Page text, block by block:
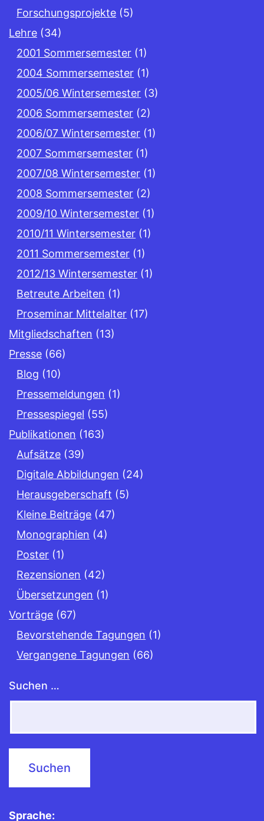
Forschungsprojekte (5)
Lehre (34)
2001 Sommersemester (1)
2004 Sommersemester (1)
2005/06 Wintersemester (3)
2006 Sommersemester (2)
2006/07 Wintersemester (1)
2007 Sommersemester (1)
2007/08 Wintersemester (1)
2008 Sommersemester (2)
2009/10 Wintersemester (1)
2010/11 Wintersemester (1)
2011 Sommersemester (1)
2012/13 Wintersemester (1)
Betreute Arbeiten (1)
Proseminar Mittelalter (17)
Mitgliedschaften (13)
Presse (66)
Blog (10)
Pressemeldungen (1)
Pressespiegel (55)
Publikationen (163)
Aufsätze (39)
Digitale Abbildungen (24)
Herausgeberschaft (5)
Kleine Beiträge (47)
Monographien (4)
Poster (1)
Rezensionen (42)
Übersetzungen (1)
Vorträge (67)
Bevorstehende Tagungen (1)
Vergangene Tagungen (66)
Suchen …
Sprache: